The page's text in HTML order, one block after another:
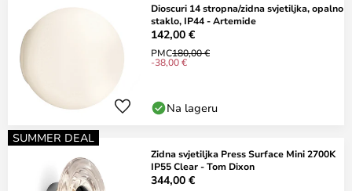
Dioscuri 14 stropna/zidna svjetiljka, opalno
staklo, IP44 - Artemide
142,00 €
PMC180,00 €
-38,00 €
Na lageru
SUMMER DEAL
Zidna svjetiljka Press Surface Mini 2700K
IP55 Clear - Tom Dixon
344,00 €